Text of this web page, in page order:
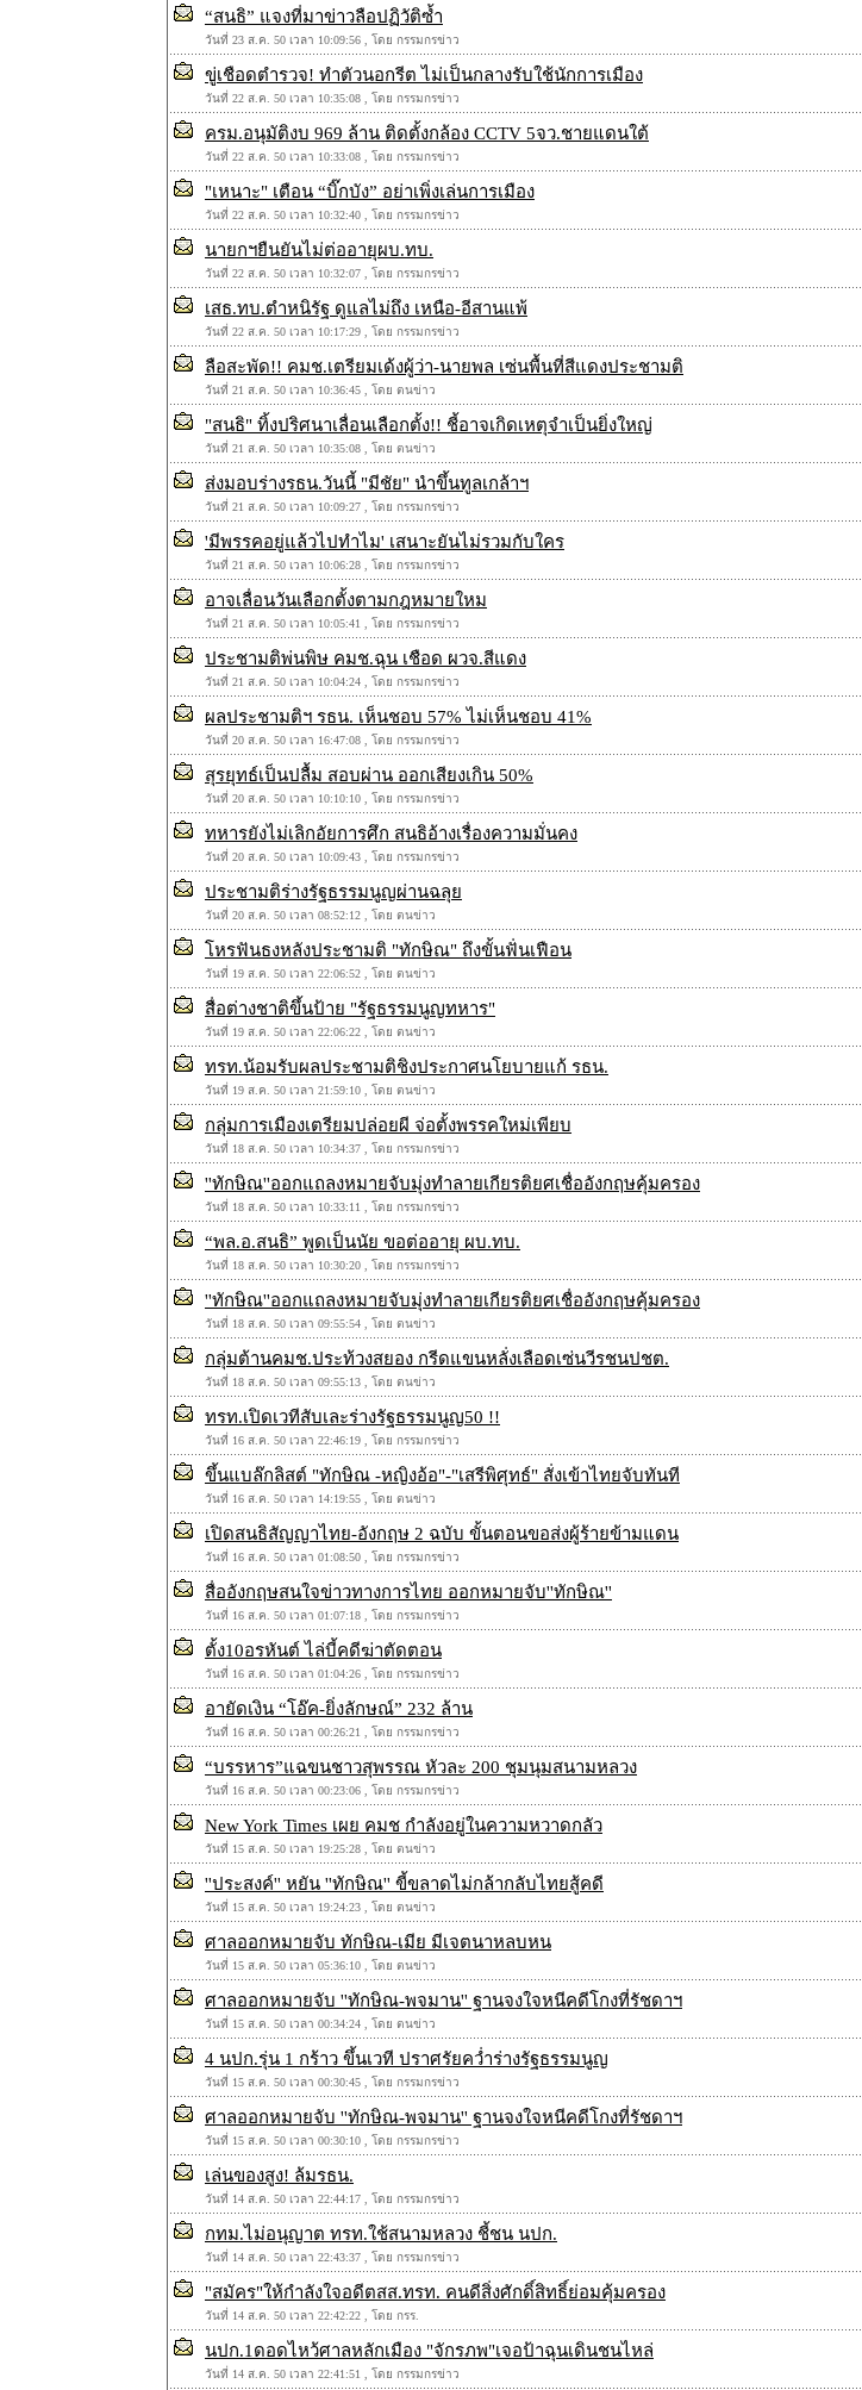
“สนธิ” แจงที่มาข่าวลือปฏิวัติซ้ำ
วันที่ 23 ส.ค. 50 เวลา 10:09:56 , โดย กรรมกรข่าว
ขู่เชือดตำรวจ! ทำตัวนอกรีต ไม่เป็นกลางรับใช้นักการเมือง
วันที่ 22 ส.ค. 50 เวลา 10:35:08 , โดย กรรมกรข่าว
ครม.อนุมัติงบ 969 ล้าน ติดตั้งกล้อง CCTV 5จว.ชายแดนใต้
วันที่ 22 ส.ค. 50 เวลา 10:33:08 , โดย กรรมกรข่าว
"เหนาะ" เตือน “บิ๊กบัง” อย่าเพิ่งเล่นการเมือง
วันที่ 22 ส.ค. 50 เวลา 10:32:40 , โดย กรรมกรข่าว
นายกฯยืนยันไม่ต่ออายุผบ.ทบ.
วันที่ 22 ส.ค. 50 เวลา 10:32:07 , โดย กรรมกรข่าว
เสธ.ทบ.ตำหนิรัฐ ดูแลไม่ถึง เหนือ-อีสานแพ้
วันที่ 22 ส.ค. 50 เวลา 10:17:29 , โดย กรรมกรข่าว
ลือสะพัด!! คมช.เตรียมเด้งผู้ว่า-นายพล เซ่นพื้นที่สีแดงประชามติ
วันที่ 21 ส.ค. 50 เวลา 10:36:45 , โดย ตนข่าว
"สนธิ" ทิ้งปริศนาเลื่อนเลือกตั้ง!! ชี้อาจเกิดเหตุจำเป็นยิ่งใหญ่
วันที่ 21 ส.ค. 50 เวลา 10:35:08 , โดย ตนข่าว
ส่งมอบร่างรธน.วันนี้ "มีชัย" นำขึ้นทูลเกล้าฯ
วันที่ 21 ส.ค. 50 เวลา 10:09:27 , โดย กรรมกรข่าว
'มีพรรคอยู่แล้วไปทำไม' เสนาะยันไม่รวมกับใคร
วันที่ 21 ส.ค. 50 เวลา 10:06:28 , โดย กรรมกรข่าว
อาจเลื่อนวันเลือกตั้งตามกฎหมายใหม
วันที่ 21 ส.ค. 50 เวลา 10:05:41 , โดย กรรมกรข่าว
ประชามติพ่นพิษ คมช.ฉุน เชือด ผวจ.สีแดง
วันที่ 21 ส.ค. 50 เวลา 10:04:24 , โดย กรรมกรข่าว
ผลประชามติฯ รธน. เห็นชอบ 57% ไม่เห็นชอบ 41%
วันที่ 20 ส.ค. 50 เวลา 16:47:08 , โดย กรรมกรข่าว
สุรยุทธ์เป็นปลื้ม สอบผ่าน ออกเสียงเกิน 50%
วันที่ 20 ส.ค. 50 เวลา 10:10:10 , โดย กรรมกรข่าว
ทหารยังไม่เลิกอัยการศึก สนธิอ้างเรื่องความมั่นคง
วันที่ 20 ส.ค. 50 เวลา 10:09:43 , โดย กรรมกรข่าว
ประชามติร่างรัฐธรรมนูญผ่านฉลุย
วันที่ 20 ส.ค. 50 เวลา 08:52:12 , โดย ตนข่าว
โหรฟันธงหลังประชามติ "ทักษิณ" ถึงขั้นฟั่นเฟือน
วันที่ 19 ส.ค. 50 เวลา 22:06:52 , โดย ตนข่าว
สื่อต่างชาติขึ้นป้าย "รัฐธรรมนูญทหาร"
วันที่ 19 ส.ค. 50 เวลา 22:06:22 , โดย ตนข่าว
ทรท.น้อมรับผลประชามติชิงประกาศนโยบายแก้ รธน.
วันที่ 19 ส.ค. 50 เวลา 21:59:10 , โดย ตนข่าว
กลุ่มการเมืองเตรียมปล่อยผี จ่อตั้งพรรคใหม่เพียบ
วันที่ 18 ส.ค. 50 เวลา 10:34:37 , โดย กรรมกรข่าว
''ทักษิณ''ออกแถลงหมายจับมุ่งทำลายเกียรติยศเชื่ออังกฤษคุ้มครอง
วันที่ 18 ส.ค. 50 เวลา 10:33:11 , โดย กรรมกรข่าว
“พล.อ.สนธิ” พูดเป็นนัย ขอต่ออายุ ผบ.ทบ.
วันที่ 18 ส.ค. 50 เวลา 10:30:20 , โดย กรรมกรข่าว
''ทักษิณ''ออกแถลงหมายจับมุ่งทำลายเกียรติยศเชื่ออังกฤษคุ้มครอง
วันที่ 18 ส.ค. 50 เวลา 09:55:54 , โดย ตนข่าว
กลุ่มต้านคมช.ประท้วงสยอง กรีดแขนหลั่งเลือดเซ่นวีรชนปชต.
วันที่ 18 ส.ค. 50 เวลา 09:55:13 , โดย ตนข่าว
ทรท.เปิดเวทีสับเละร่างรัฐธรรมนูญ50 !!
วันที่ 16 ส.ค. 50 เวลา 22:46:19 , โดย กรรมกรข่าว
ขึ้นแบล๊กลิสต์ "ทักษิณ -หญิงอ้อ"-"เสรีพิศุทธ์" สั่งเข้าไทยจับทันที
วันที่ 16 ส.ค. 50 เวลา 14:19:55 , โดย ตนข่าว
เปิดสนธิสัญญาไทย-อังกฤษ 2 ฉบับ ขั้นตอนขอส่งผู้ร้ายข้ามแดน
วันที่ 16 ส.ค. 50 เวลา 01:08:50 , โดย กรรมกรข่าว
สื่ออังกฤษสนใจข่าวทางการไทย ออกหมายจับ''ทักษิณ''
วันที่ 16 ส.ค. 50 เวลา 01:07:18 , โดย กรรมกรข่าว
ตั้ง10อรหันต์ ไล่บี้คดีฆ่าตัดตอน
วันที่ 16 ส.ค. 50 เวลา 01:04:26 , โดย กรรมกรข่าว
อายัดเงิน “โอ๊ค-ยิ่งลักษณ์” 232 ล้าน
วันที่ 16 ส.ค. 50 เวลา 00:26:21 , โดย กรรมกรข่าว
“บรรหาร”แฉขนชาวสุพรรณ หัวละ 200 ชุมนุมสนามหลวง
วันที่ 16 ส.ค. 50 เวลา 00:23:06 , โดย กรรมกรข่าว
New York Times เผย คมช กำลังอยู่ในความหวาดกลัว
วันที่ 15 ส.ค. 50 เวลา 19:25:28 , โดย ตนข่าว
''ประสงค์'' หยัน ''ทักษิณ'' ขี้ขลาดไม่กล้ากลับไทยสู้คดี
วันที่ 15 ส.ค. 50 เวลา 19:24:23 , โดย ตนข่าว
ศาลออกหมายจับ ทักษิณ-เมีย มีเจตนาหลบหน
วันที่ 15 ส.ค. 50 เวลา 05:36:10 , โดย ตนข่าว
ศาลออกหมายจับ ''ทักษิณ-พจมาน'' ฐานจงใจหนีคดีโกงที่รัชดาฯ
วันที่ 15 ส.ค. 50 เวลา 00:34:24 , โดย ตนข่าว
4 นปก.รุ่น 1 กร้าว ขึ้นเวที ปราศรัยคว่ำร่างรัฐธรรมนูญ
วันที่ 15 ส.ค. 50 เวลา 00:30:45 , โดย กรรมกรข่าว
ศาลออกหมายจับ ''ทักษิณ-พจมาน'' ฐานจงใจหนีคดีโกงที่รัชดาฯ
วันที่ 15 ส.ค. 50 เวลา 00:30:10 , โดย กรรมกรข่าว
เล่นของสูง! ล้มรธน.
วันที่ 14 ส.ค. 50 เวลา 22:44:17 , โดย กรรมกรข่าว
กทม.ไม่อนุญาต ทรท.ใช้สนามหลวง ชี้ชน นปก.
วันที่ 14 ส.ค. 50 เวลา 22:43:37 , โดย กรรมกรข่าว
"สมัคร"ให้กำลังใจอดีตสส.ทรท. คนดีสิ่งศักดิ์สิทธิ์ย่อมคุ้มครอง
วันที่ 14 ส.ค. 50 เวลา 22:42:22 , โดย กรร.
นปก.1ดอดไหว้ศาลหลักเมือง "จักรภพ"เจอป้าฉุนเดินชนไหล่
วันที่ 14 ส.ค. 50 เวลา 22:41:51 , โดย กรรมกรข่าว